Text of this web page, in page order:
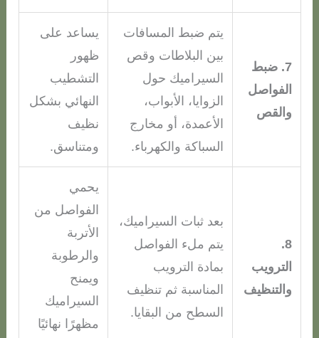
7. ضبط
الفواصل
والقص
يتم ضبط المسافات
بين البلاطات وقص
السيراميك حول
الزوايا، الأبواب،
الأعمدة، أو مخارج
السباكة والكهرباء.
يساعد على
ظهور
التشطيب
النهائي بشكل
نظيف
ومتناسق.
8.
الترويب
والتنظيف
بعد ثبات السيراميك،
يتم ملء الفواصل
بمادة الترويب
المناسبة ثم تنظيف
السطح من البقايا.
يحمي
الفواصل من
الأتربة
والرطوبة
ويمنح
السيراميك
مظهرًا نهائيًا